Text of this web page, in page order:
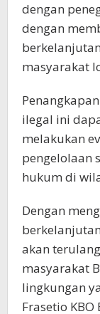
dengan
dengan
masyarakat
ilegal ini
melakukan
pengelolaan
hukum di
Dengan
akan
masyarakat
lingkungan
Frasetio KBO